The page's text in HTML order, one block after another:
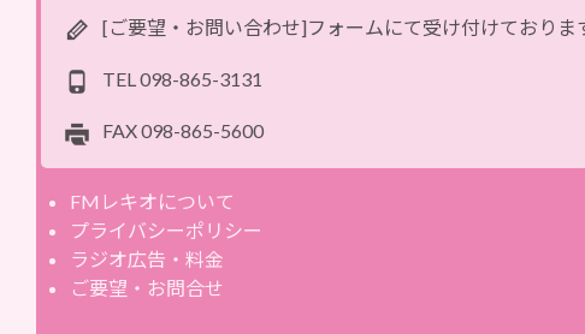
[ご要望・お問い合わせ]フォームにて受け付けておりま
TEL 098-865-3131
FAX098-865-5600
FMレキオについて
プライバシーポリシー
ラジオ広告・料金
ご要望・お問合せ